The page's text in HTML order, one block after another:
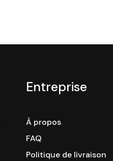
Entreprise
À propos
FAQ
Politique de livraison